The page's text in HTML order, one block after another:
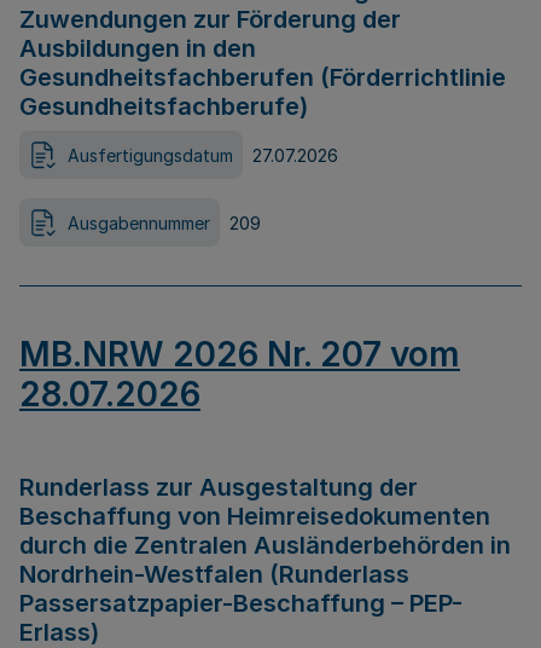
Zuwendungen zur Förderung der
Ausbildungen in den
Gesundheitsfachberufen (Förderrichtlinie
Gesundheitsfachberufe)
Ausfertigungsdatum 27.07.2026
Ausgabennummer 209
MB.NRW 2026 Nr. 207 vom
28.07.2026
Runderlass zur Ausgestaltung der
Beschaffung von Heimreisedokumenten
durch die Zentralen Ausländerbehörden in
Nordrhein-Westfalen (Runderlass
Passersatzpapier-Beschaffung – PEP-
Erlass)